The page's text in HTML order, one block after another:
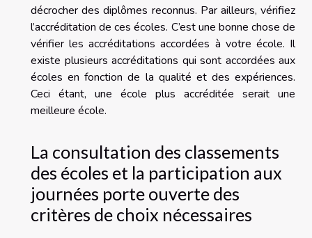
décrocher des diplômes reconnus. Par ailleurs, vérifiez
l’accréditation de ces écoles. C’est une bonne chose de
vérifier les accréditations accordées à votre école. Il
existe plusieurs accréditations qui sont accordées aux
écoles en fonction de la qualité et des expériences.
Ceci étant, une école plus accréditée serait une
meilleure école.
La consultation des classements
des écoles et la participation aux
journées porte ouverte des
critères de choix nécessaires